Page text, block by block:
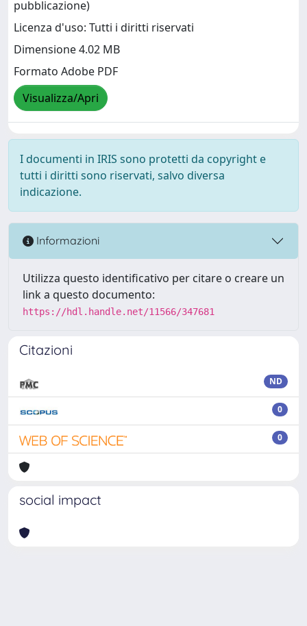
pubblicazione)
Licenza d'uso: Tutti i diritti riservati
Dimensione 4.02 MB
Formato Adobe PDF
Visualizza/Apri
I documenti in IRIS sono protetti da copyright e
tutti i diritti sono riservati, salvo diversa
indicazione.
Informazioni
Utilizza questo identificativo per citare o creare un
link a questo documento:
https://hdl.handle.net/11566/347681
Citazioni
ND
0
0
social impact